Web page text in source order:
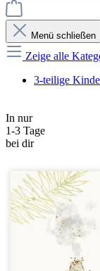
Menü schließen
Zeige alle
3-teilige
In nur
1-3 Tage
bei dir